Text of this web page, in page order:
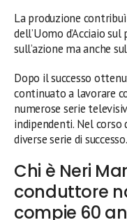
La produzione
dell’Uomo d’Acciaio
sull’azione ma anche
Dopo il successo
continuato a lavorare
numerose serie
indipendenti. Nel corso
diverse serie di successo.
Chi è Neri
conduttore
compie 60